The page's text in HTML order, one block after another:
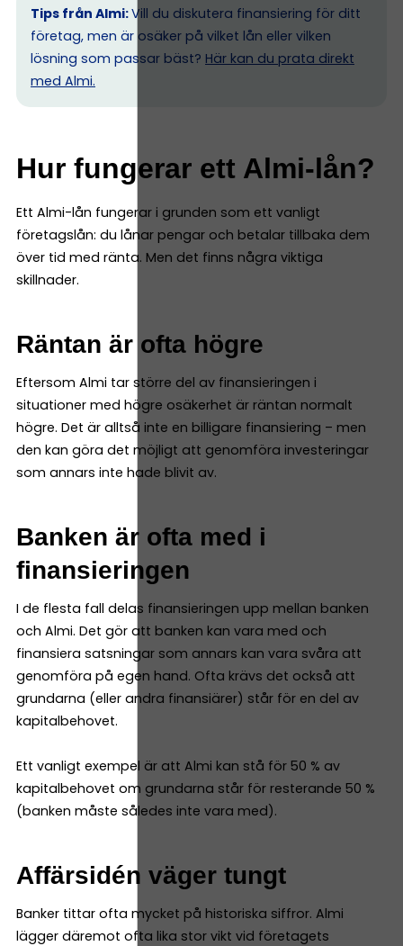
Tips från Almi:Vill du diskutera finansiering för ditt
företag, men är osäker på vilket lån eller vilken
lösning som passar bäst? Här kan du prata direkt
med Almi.
Hur fungerar ett Almi-lån?
Ett Almi-lån fungerar i grunden som ett vanligt
företagslån: du lånar pengar och betalar tillbaka dem
över tid med ränta. Men det finns några viktiga
skillnader.
Räntan är ofta högre
Eftersom Almi tar större del av finansieringen i
situationer med högre osäkerhet är räntan normalt
högre. Det är alltså inte en billigare finansiering – men
den kan göra det möjligt att genomföra investeringar
som annars inte hade blivit av.
Banken är ofta med i
finansieringen
I de flesta fall delas finansieringen upp mellan banken
och Almi. Det gör att banken kan vara med och
finansiera satsningar som annars kan vara svåra att
genomföra på egen hand. Ofta krävs det också att
grundarna (eller andra finansiärer) står för en del av
kapitalbehovet.
Ett vanligt exempel är att Almi kan stå för 50 % av
kapitalbehovet om grundarna står för resterande 50 %
(banken måste således inte vara med).
Affärsidén väger tungt
Banker tittar ofta mycket på historiska siffror. Almi
lägger däremot ofta lika stor vikt vid företagets